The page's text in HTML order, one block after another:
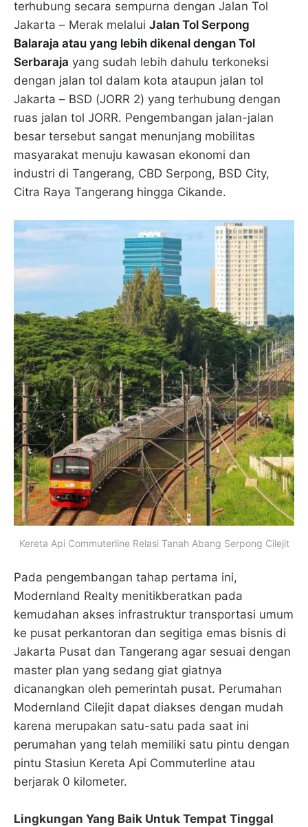
terhubung secara sempurna dengan Jalan Tol
Jakarta – Merak melalui Jalan Tol Serpong
Balaraja atau yang lebih dikenal dengan Tol
Serbaraja yang sudah lebih dahulu terkoneksi
dengan jalan tol dalam kota ataupun jalan tol
Jakarta – BSD (JORR 2) yang terhubung dengan
ruas jalan tol JORR. Pengembangan jalan-jalan
besar tersebut sangat menunjang mobilitas
masyarakat menuju kawasan ekonomi dan
industri di Tangerang, CBD Serpong, BSD City,
Citra Raya Tangerang hingga Cikande.
Kereta Api Commuterline Relasi Tanah Abang Serpong Cilejit
Pada pengembangan tahap pertama ini,
Modernland Realty menitikberatkan pada
kemudahan akses infrastruktur transportasi umum
ke pusat perkantoran dan segitiga emas bisnis di
Jakarta Pusat dan Tangerang agar sesuai dengan
master plan yang sedang giat giatnya
dicanangkan oleh pemerintah pusat. Perumahan
Modernland Cilejit dapat diakses dengan mudah
karena merupakan satu-satu pada saat ini
perumahan yang telah memiliki satu pintu dengan
pintu Stasiun Kereta Api Commuterline atau
berjarak 0 kilometer.
Lingkungan Yang Baik Untuk Tempat Tinggal